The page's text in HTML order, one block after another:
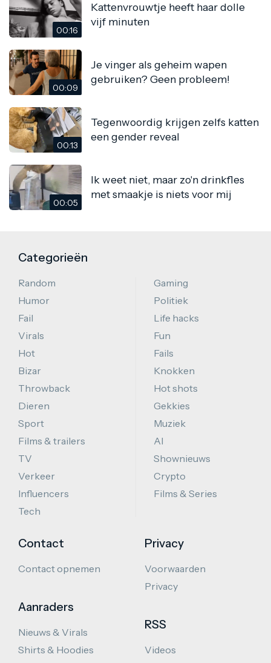
00:16
Kattenvrouwtje heeft haar dolle
vijf minuten
00:09
Je vinger als geheim wapen
gebruiken? Geen probleem!
00:13
Tegenwoordig krijgen zelfs katten
een gender reveal
00:05
Ik weet niet, maar zo'n drinkfles
met smaakje is niets voor mij
Categorieën
Random
Humor
Fail
Virals
Hot
Bizar
Throwback
Dieren
Sport
Films & trailers
TV
Verkeer
Influencers
Tech
Gaming
Politiek
Life hacks
Fun
Fails
Knokken
Hot shots
Gekkies
Muziek
AI
Shownieuws
Crypto
Films & Series
Contact
Contact opnemen
Aanraders
Nieuws & Virals
Shirts & Hoodies
Privacy
Voorwaarden
Privacy
RSS
Videos